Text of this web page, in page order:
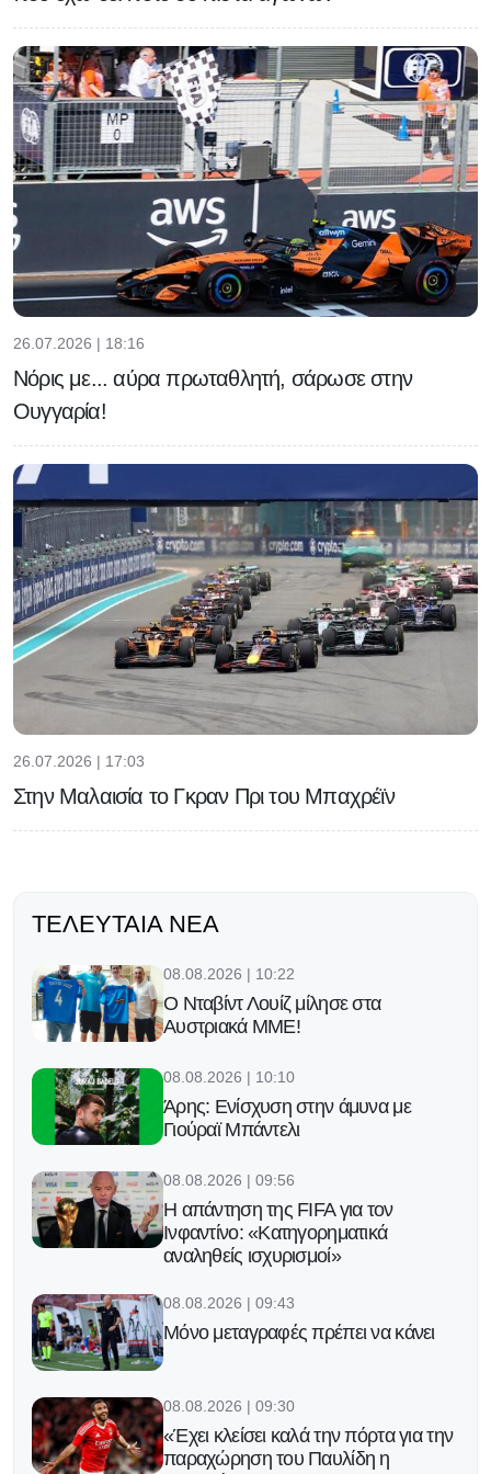
26.07.2026 | 18:16
Νόρις με... αύρα πρωταθλητή, σάρωσε στην
Ουγγαρία!
26.07.2026 | 17:03
Στην Μαλαισία το Γκραν Πρι του Μπαχρέϊν
ΤΕΛΕΥΤΑΊΑ ΝΈΑ
08.08.2026 | 10:22
Ο Νταβίντ Λουίζ μίλησε στα
Αυστριακά ΜΜΕ!
08.08.2026 | 10:10
Άρης: Ενίσχυση στην άμυνα με
Γιούραϊ Μπάντελι
08.08.2026 | 09:56
Η απάντηση της FIFA για τον
Ινφαντίνο: «Κατηγορηματικά
αναληθείς ισχυρισμοί»
08.08.2026 | 09:43
Μόνο μεταγραφές πρέπει να κάνει
08.08.2026 | 09:30
«Έχει κλείσει καλά την πόρτα για την
παραχώρηση του Παυλίδη η